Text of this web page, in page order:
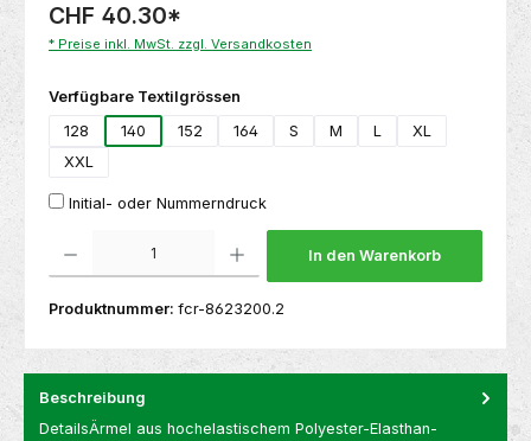
CHF 40.30*
* Preise inkl. MwSt. zzgl. Versandkosten
Verfügbare Textilgrössen
128
140 152 164 S M L
XL
XXL
Initial- oder Nummerndruck
Produkt Anzahl: Gib den gewünschten Wert ein oder benutze die Schaltflächen um
In den Warenkorb
Produktnummer: fcr-8623200.2
Beschreibung
DetailsÄrmel aus hochelastischem Polyester-Elasthan-